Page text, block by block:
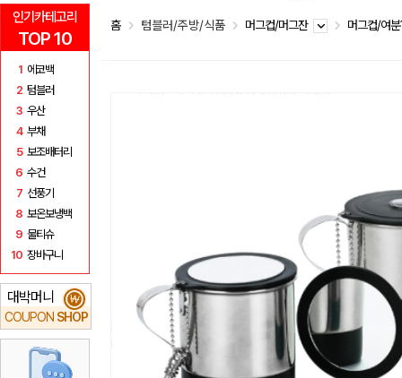
인기카테고리
TOP 10
1 에코백
2 텀블러
3 우산
4 부채
5 보조배터리
6 수건
7 선풍기
8 보온보냉백
9 물티슈
10 장바구니
대박머니
COUPON SHOP
₩
홈 텀블러/주방/식품 머그컵/머그잔 머그컵/여